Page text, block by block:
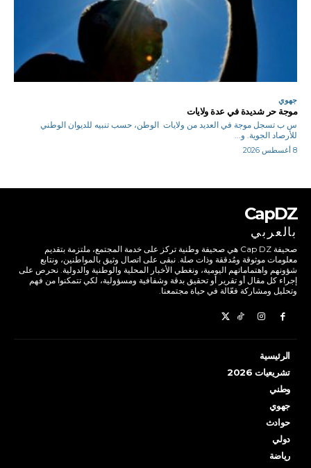
جهوي
موجة حر شديدة في عدة ولايات
س ب تسجل موجة في العديد من ولايات الوطن، حسب تنبيه للديوان الوطني
للأرصاد الجوية. و...
8 أغسطس 2026
CapDZ
بالعربي
صحيفة Cap DZ هي صحيفة وطنية تركز على خدمة المجتمع، ملتزمة بتقديم
معلومات موثوقة ومُدققة وذات صلة. نبقى على اتصال وثيق بالمواطنين، ونتابع
شؤونهم واهتماماتهم اليومية، ونغطي الأخبار المحلية والوطنية والدولية. نحرص على
إجراء كل مقال أو تقرير أو تحقيق بدقة وشفافية ومسؤولية، لكي تتمكنوا من فهم
وتحليل ومشاركة فعّالة في حياة مجتمعنا.
الرئيسية
تشريعيات 2026
وطني
جهوي
حوادث
دولي
رياضة